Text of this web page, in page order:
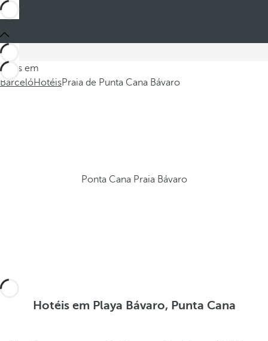
Estes em
BarcelóHotéisPraia de Punta Cana Bávaro
Ponta Cana Praia Bávaro
Hotéis em Playa Bávaro, Punta Cana